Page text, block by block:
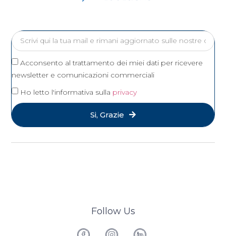
Acconsento al trattamento dei miei dati per ricevere
newsletter e comunicazioni commerciali
Ho letto l'informativa sulla privacy
Si, Grazie
Follow Us